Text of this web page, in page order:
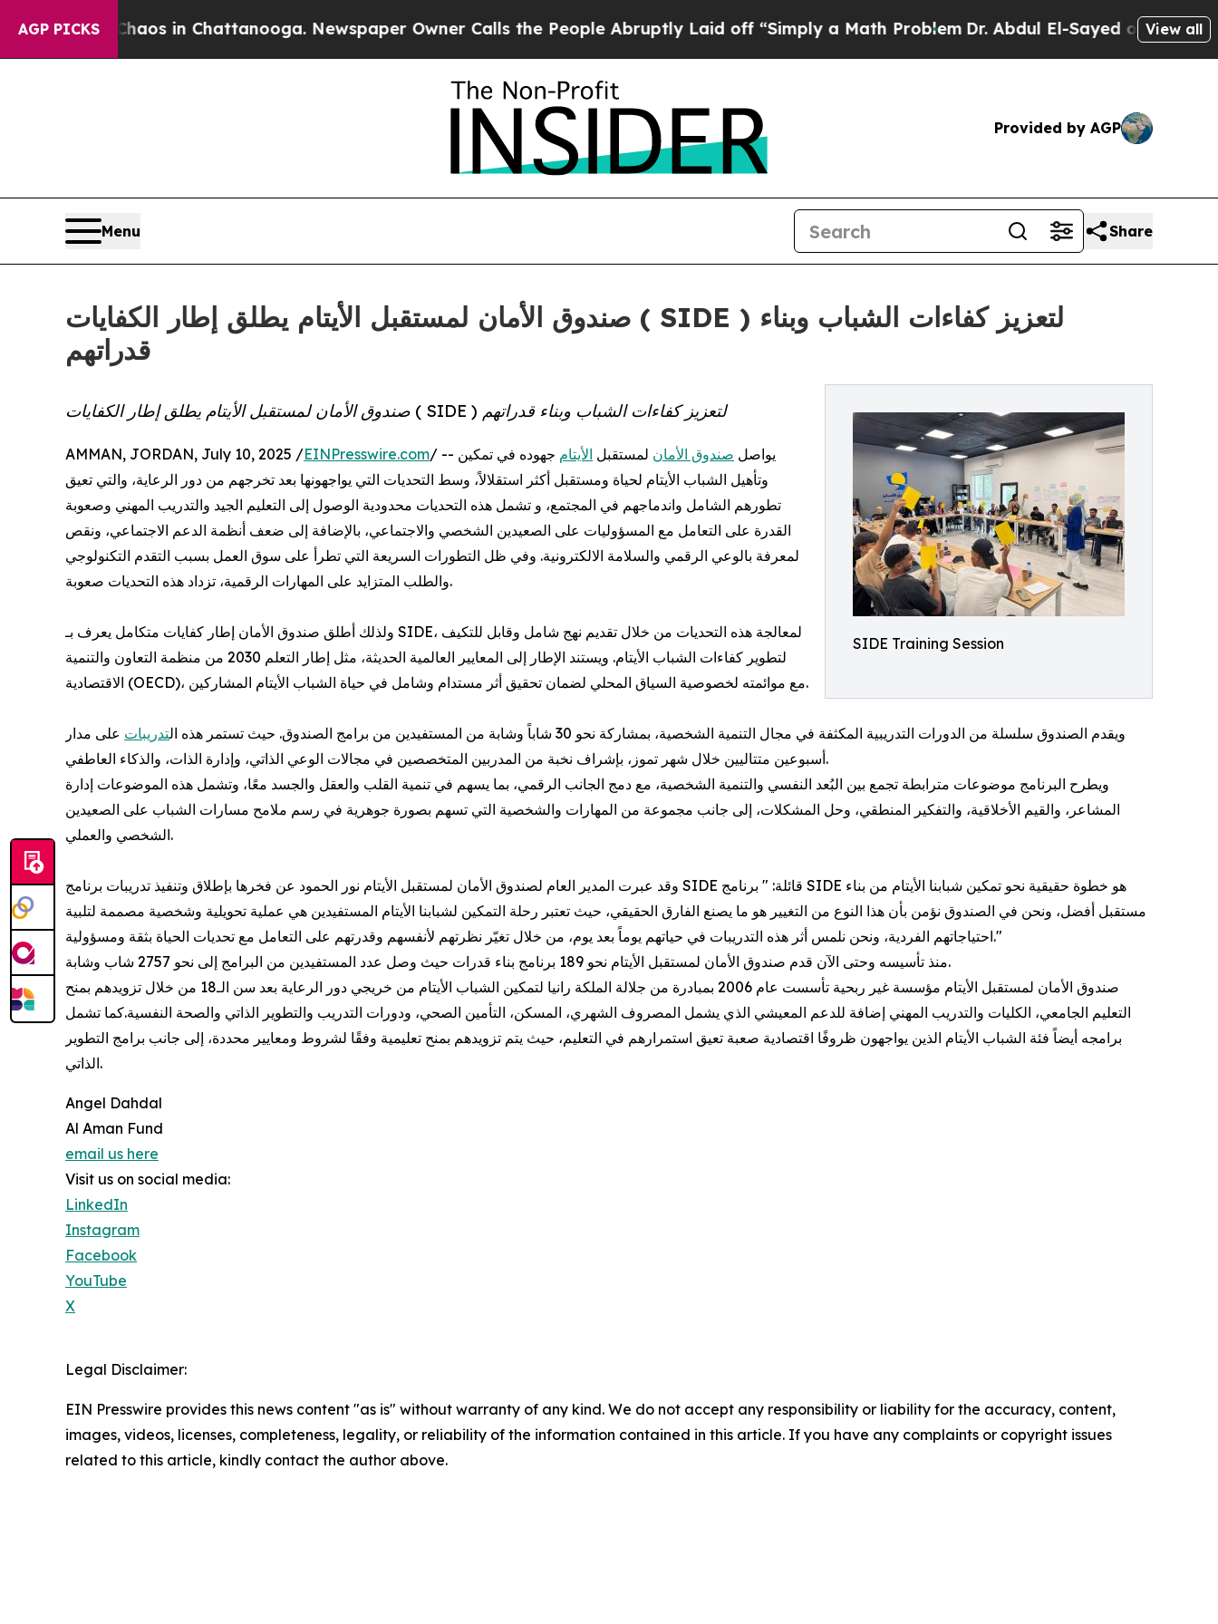
AGP PICKSChaos in Chattanooga. Newspaper Owner Calls the People Abruptly Laid off “Simply a Math ProblemDr. Abdul El-Sayed on HistoricView all
Provided by AGP
Menu Share
صندوق الأمان لمستقبل الأيتام يطلق إطار الكفايات ( SIDE ) لتعزيز كفاءات الشباب وبناء
قدراتهم
SIDE Training Session
صندوق الأمان لمستقبل الأيتام يطلق إطار الكفايات ( SIDE ) لتعزيز كفاءات الشباب وبناء قدراتهم
AMMAN, JORDAN, July 10, 2025 /EINPresswire.com / -- يواصل صندوق الأمان لمستقبل الأيتام جهوده في تمكين
وتأهيل الشباب الأيتام لحياة ومستقبل أكثر استقلالاً، وسط التحديات التي يواجهونها بعد تخرجهم من دور الرعاية، والتي تعيق
تطورهم الشامل واندماجهم في المجتمع، و تشمل هذه التحديات محدودية الوصول إلى التعليم الجيد والتدريب المهني وصعوبة
القدرة على التعامل مع المسؤوليات على الصعيدين الشخصي والاجتماعي، بالإضافة إلى ضعف أنظمة الدعم الاجتماعي، ونقص
لمعرفة بالوعي الرقمي والسلامة الالكترونية. وفي ظل التطورات السريعة التي تطرأ على سوق العمل بسبب التقدم التكنولوجي
والطلب المتزايد على المهارات الرقمية، تزداد هذه التحديات صعوبة.
ولذلك أطلق صندوق الأمان إطار كفايات متكامل يعرف بـ SIDE، لمعالجة هذه التحديات من خلال تقديم نهج شامل وقابل للتكيف
لتطوير كفاءات الشباب الأيتام. ويستند الإطار إلى المعايير العالمية الحديثة، مثل إطار التعلم 2030 من منظمة التعاون والتنمية
الاقتصادية (OECD)، مع موائمته لخصوصية السياق المحلي لضمان تحقيق أثر مستدام وشامل في حياة الشباب الأيتام المشاركين.
ويقدم الصندوق سلسلة من الدورات التدريبية المكثفة في مجال التنمية الشخصية، بمشاركة نحو 30 شاباً وشابة من المستفيدين من برامج الصندوق. حيث تستمر هذه ال تدريبات على مدار
أسبوعين متتاليين خلال شهر تموز، بإشراف نخبة من المدربين المتخصصين في مجالات الوعي الذاتي، وإدارة الذات، والذكاء العاطفي.
ويطرح البرنامج موضوعات مترابطة تجمع بين البُعد النفسي والتنمية الشخصية، مع دمج الجانب الرقمي، بما يسهم في تنمية القلب والعقل والجسد معًا، وتشمل هذه الموضوعات إدارة
المشاعر، والقيم الأخلاقية، والتفكير المنطقي، وحل المشكلات، إلى جانب مجموعة من المهارات والشخصية التي تسهم بصورة جوهرية في رسم ملامح مسارات الشباب على الصعيدين
الشخصي والعملي.
وقد عبرت المدير العام لصندوق الأمان لمستقبل الأيتام نور الحمود عن فخرها بإطلاق وتنفيذ تدريبات برنامج SIDE قائلة: " برنامج SIDE هو خطوة حقيقية نحو تمكين شبابنا الأيتام من بناء
مستقبل أفضل، ونحن في الصندوق نؤمن بأن هذا النوع من التغيير هو ما يصنع الفارق الحقيقي، حيث تعتبر رحلة التمكين لشبابنا الأيتام المستفيدين هي عملية تحويلية وشخصية مصممة لتلبية
احتياجاتهم الفردية، ونحن نلمس أثر هذه التدريبات في حياتهم يوماً بعد يوم، من خلال تغيّر نظرتهم لأنفسهم وقدرتهم على التعامل مع تحديات الحياة بثقة ومسؤولية."
منذ تأسيسه وحتى الآن قدم صندوق الأمان لمستقبل الأيتام نحو 189 برنامج بناء قدرات حيث وصل عدد المستفيدين من البرامج إلى نحو 2757 شاب وشابة.
صندوق الأمان لمستقبل الأيتام مؤسسة غير ربحية تأسست عام 2006 بمبادرة من جلالة الملكة رانيا لتمكين الشباب الأيتام من خريجي دور الرعاية بعد سن الـ18 من خلال تزويدهم بمنح
التعليم الجامعي، الكليات والتدريب المهني إضافة للدعم المعيشي الذي يشمل المصروف الشهري، المسكن، التأمين الصحي، ودورات التدريب والتطوير الذاتي والصحة النفسية.كما تشمل
برامجه أيضاً فئة الشباب الأيتام الذين يواجهون ظروفًا اقتصادية صعبة تعيق استمرارهم في التعليم، حيث يتم تزويدهم بمنح تعليمية وفقًا لشروط ومعايير محددة، إلى جانب برامج التطوير
الذاتي.
Angel Dahdal
Al Aman Fund
email us here
Visit us on social media:
LinkedIn
Instagram
Facebook
YouTube
X
Legal Disclaimer:
EIN Presswire provides this news content "as is" without warranty of any kind. We do not accept any responsibility or liability for the accuracy, content,
images, videos, licenses, completeness, legality, or reliability of the information contained in this article. If you have any complaints or copyright issues
related to this article, kindly contact the author above.